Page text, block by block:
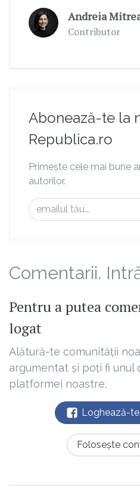
Andreia
Contributor
Abonează-te la
Republica.ro
Primește cele mai bune
autorilor.
Comentarii.
Pentru a putea
logat
Alătură-te comunității
argumentat și poți fi unul
platformei noastre.
Loghează-
Folosește